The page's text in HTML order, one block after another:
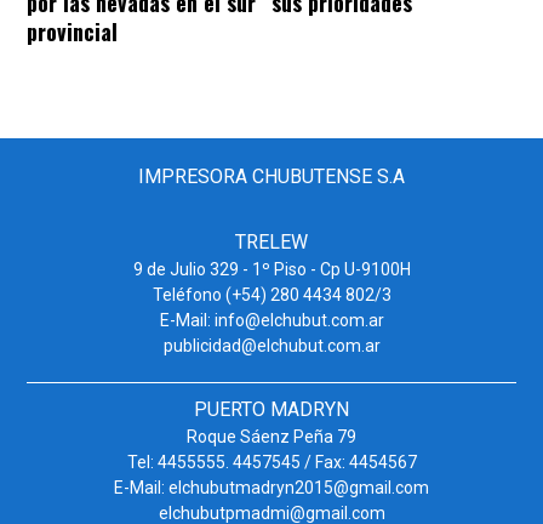
provincial
IMPRESORA CHUBUTENSE S.A
TRELEW
9 de Julio 329 - 1º Piso - Cp U-9100H
Teléfono (+54) 280 4434 802/3
E-Mail: info@elchubut.com.ar
publicidad@elchubut.com.ar
PUERTO MADRYN
Roque Sáenz Peña 79
Tel: 4455555. 4457545 / Fax: 4454567
E-Mail: elchubutmadryn2015@gmail.com
elchubutpmadmi@gmail.com